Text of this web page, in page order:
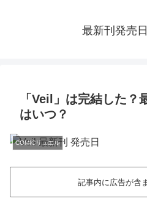
最新刊発売
「Veil」は完結した？
はいつ？
COMICリュエル
記事内に広告が含